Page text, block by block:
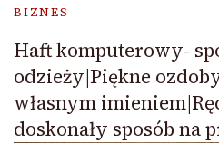
BIZNES
Haft komputerowy-
odzieży|Piękne
własnym
doskonały sposób na